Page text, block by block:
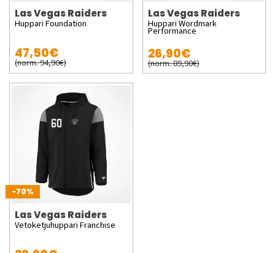
Las Vegas Raiders
Huppari Foundation
47,50€
(norm. 94,90€)
Las Vegas Raiders
Huppari Wordmark
Performance
26,90€
(norm. 89,90€)
-70%
Las Vegas Raiders
Vetoketjuhuppari Franchise